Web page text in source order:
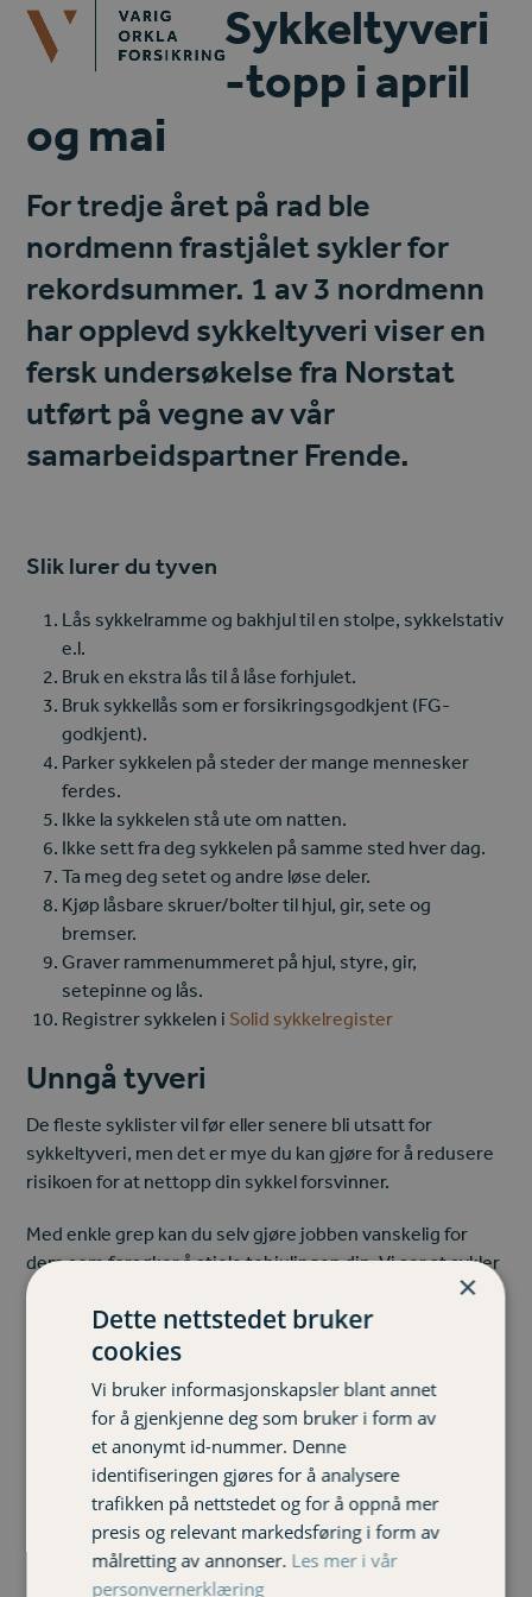
Skip
content
Open
mobile
menu
Close
mobile
menu
Sykkeltyveri
-topp i april
og mai
For tredje året på rad ble
nordmenn frastjålet sykler for
rekordsummer. 1 av 3 nordmenn
har opplevd sykkeltyveri viser en
fersk undersøkelse fra Norstat
utført på vegne av vår
samarbeidspartner Frende.
Slik lurer du tyven
Lås sykkelramme og bakhjul til en stolpe, sykkelstativ
e.l.
Bruk en ekstra lås til å låse forhjulet.
Bruk sykkellås som er forsikringsgodkjent (FG-
godkjent).
Parker sykkelen på steder der mange mennesker
ferdes.
Ikke la sykkelen stå ute om natten.
Ikke sett fra deg sykkelen på samme sted hver dag.
Ta meg deg setet og andre løse deler.
Kjøp låsbare skruer/bolter til hjul, gir, sete og
bremser.
Graver rammenummeret på hjul, styre, gir,
setepinne og lås.
Registrer sykkelen i Solid sykkelregister
Unngå tyveri
De fleste syklister vil før eller senere bli utsatt for
sykkeltyveri, men det er mye du kan gjøre for å redusere
risikoen for at nettopp din sykkel forsvinner.
Med enkle grep kan du selv gjøre jobben vanskelig for
dem som forsøker å stjele tohjulingen din. Vi ser at sykler
som tydelig er merket er mindre interessante å stjele,
vanskeligere å omsette, og sannsynligheten er da større
for at de kommer til rette.
Ikke ta sjansen på å kjøpe sykkel uten at du samtidig
investerer i minst èn forsikringsgodkjent sykkellås. Og
sørg for at du registrerer den i sykkelregisteret.
Sjekk pris på sykkelforsikring her
×
Dette nettstedet bruker
cookies
Vi bruker informasjonskapsler blant annet
for å gjenkjenne deg som bruker i form av
et anonymt id-nummer. Denne
identifiseringen gjøres for å analysere
trafikken på nettstedet og for å oppnå mer
presis og relevant markedsføring i form av
målretting av annonser. Les mer i vår
personvernerklæring